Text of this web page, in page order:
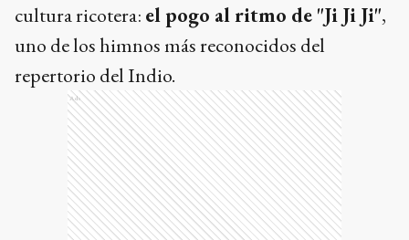
cultura ricotera: el pogo al ritmo de "Ji Ji Ji",
uno de los himnos más reconocidos del
repertorio del Indio.
Ads